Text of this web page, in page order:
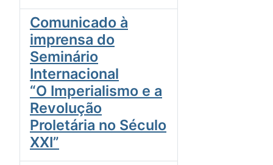
Comunicado à
imprensa do
Seminário
Internacional
“O Imperialismo e a
Revolução
Proletária no Século
XXI”